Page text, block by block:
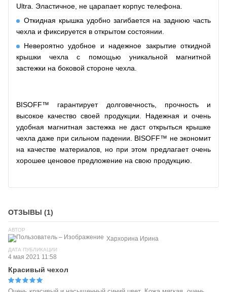
Ultra. Эластичное, не царапает корпус телефона.
Откидная крышка удобно загибается на заднюю часть
чехла и фиксируется в открытом состоянии.
Невероятно удобное и надежное закрытие откидной
крышки чехла с помощью уникальной магнитной
застежки на боковой стороне чехла.
BISOFF™ гарантирует долговечность, прочность и
высокое качество своей продукции. Надежная и очень
удобная магнитная застежка не даст открыться крышке
чехла даже при сильном падении. BISOFF™ не экономит
на качестве материалов, но при этом предлагает очень
хорошее ценовое предложение на свою продукцию.
ОТЗЫВЫ (1)
АВТОР
Хархорина Ирина
ДАТА ПУБЛИКАЦИИ
4 мая 2021 11:58
Красивый чехол